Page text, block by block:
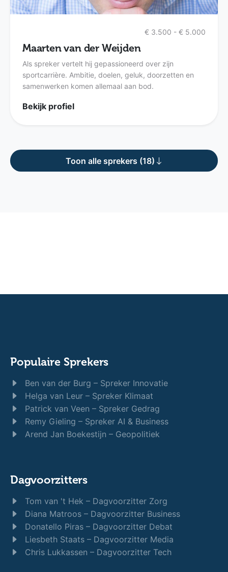
€ 3.500 - € 5.000
Maarten van der Weijden
Als spreker vertelt hij gepassioneerd over zijn
sportcarrière. Ambitie, doelen, geluk, doorzetten en
samenwerken komen allemaal aan bod.
Bekijk profiel
Toon alle sprekers (18)
Populaire Sprekers
Ben van der Burg – Spreker Innovatie
Helga van Leur – Spreker Klimaat
Patrick van Veen – Spreker Gedrag
Remy Gieling – Spreker AI & Business
Arend Jan Boekestijn – Geopolitiek
Dagvoorzitters
Tom van 't Hek – Dagvoorzitter Zorg
Diana Matroos – Dagvoorzitter Business
Donatello Piras – Dagvoorzitter Debat
Liesbeth Staats – Dagvoorzitter Media
Chris Lukkassen – Dagvoorzitter Tech